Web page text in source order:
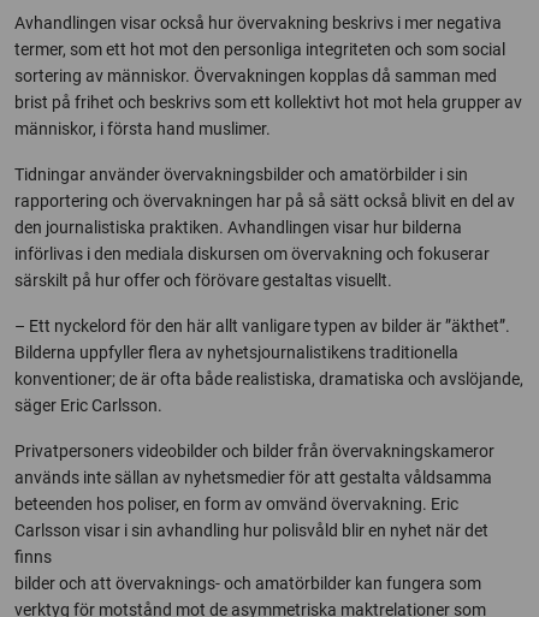
Avhandlingen visar också hur övervakning beskrivs i mer negativa
termer, som ett hot mot den personliga integriteten och som social
sortering av människor. Övervakningen kopplas då samman med
brist på frihet och beskrivs som ett kollektivt hot mot hela grupper av
människor, i första hand muslimer.
Tidningar använder övervakningsbilder och amatörbilder i sin
rapportering och övervakningen har på så sätt också blivit en del av
den journalistiska praktiken. Avhandlingen visar hur bilderna
införlivas i den mediala diskursen om övervakning och fokuserar
särskilt på hur offer och förövare gestaltas visuellt.
– Ett nyckelord för den här allt vanligare typen av bilder är ”äkthet”.
Bilderna uppfyller flera av nyhetsjournalistikens traditionella
konventioner; de är ofta både realistiska, dramatiska och avslöjande,
säger Eric Carlsson.
Privatpersoners videobilder och bilder från övervakningskameror
används inte sällan av nyhetsmedier för att gestalta våldsamma
beteenden hos poliser, en form av omvänd övervakning. Eric
Carlsson visar i sin avhandling hur polisvåld blir en nyhet när det
finns
bilder och att övervaknings- och amatörbilder kan fungera som
verktyg för motstånd mot de asymmetriska maktrelationer som